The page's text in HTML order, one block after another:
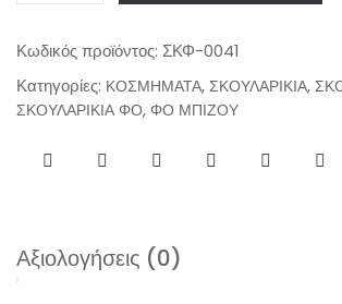
n
i
t
Κωδικός προϊόντος: ΣΚΦ-0041
Κατηγορίες: ΚΟΣΜΗΜΑΤΑ, ΣΚΟΥΛΑΡΙΚΙΑ,
ΣΚΟΥΛΑΡΙΚΙΑ ΦΟ, ΦΟ ΜΠΙΖΟΥ
Αξιολογήσεις (0)